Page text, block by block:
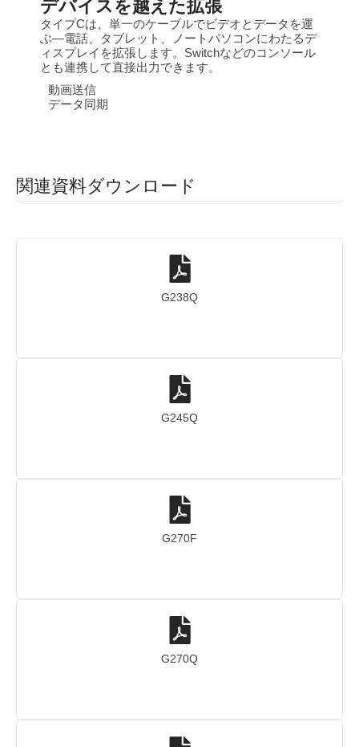
デバイスを越えた拡張
タイプCは、単一のケーブルでビデオとデータを運
ぶ—電話、タブレット、ノートパソコンにわたるデ
ィスプレイを拡張します。Switchなどのコンソール
とも連携して直接出力できます。
動画送信
データ同期
関連資料ダウンロード
G238Q
G245Q
G270F
G270Q